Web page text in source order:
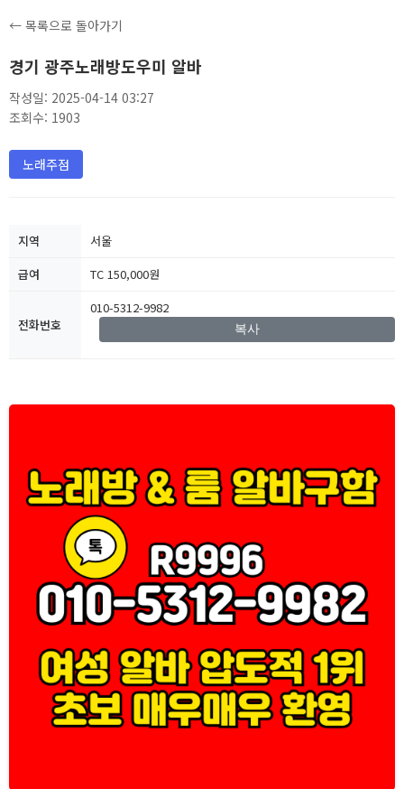
← 목록으로 돌아가기
경기 광주노래방도우미 알바
작성일: 2025-04-14 03:27
조회수: 1903
노래주점
지역
서울
급여
TC 150,000원
전화번호
010-5312-9982
복사